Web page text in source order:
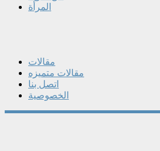
المرأة
مقالات
مقالات متميزه
اتصل بنا
الخصوصية